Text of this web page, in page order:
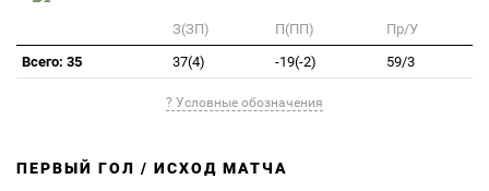
З(ЗП) П(ПП)
Пр/У
Всего: 35
37(4) -19(-2) 59/3
? Условные обозначения
ПЕРВЫЙ ГОЛ / ИСХОД МАТЧА